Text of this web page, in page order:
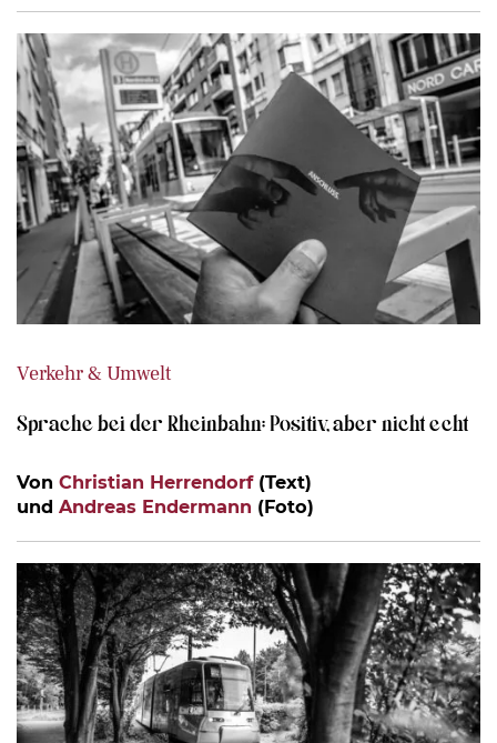
Verkehr & Umwelt
Sprache bei der Rheinbahn: Positiv, aber nicht echt
Von Christian Herrendorf(Text)
und Andreas Endermann (Foto)